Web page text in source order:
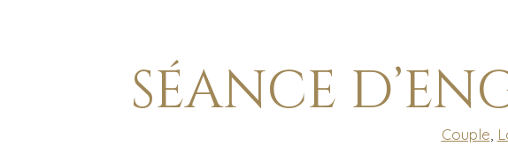
SÉANCE
Couple